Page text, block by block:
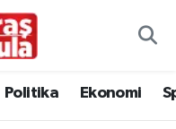
Politika Ekonomi